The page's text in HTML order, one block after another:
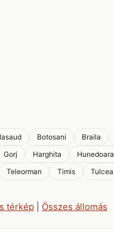
Botosani Braila
Gorj Harghita Hunedoara
Teleorman Timis Tulcea
térkép Összes állomás